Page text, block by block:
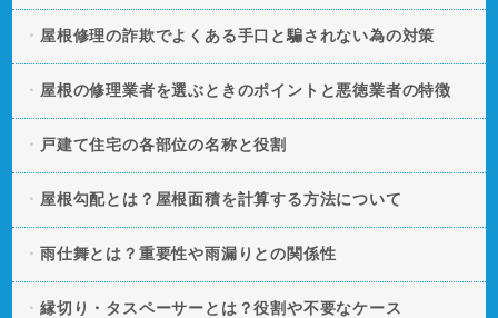
屋根修理の詐欺でよくある手口と騙されない為の対策
屋根の修理業者を選ぶときのポイントと悪徳業者の特徴
戸建て住宅の各部位の名称と役割
屋根勾配とは？屋根面積を計算する方法について
雨仕舞とは？重要性や雨漏りとの関係性
縁切り・タスペーサーとは？役割や不要なケース